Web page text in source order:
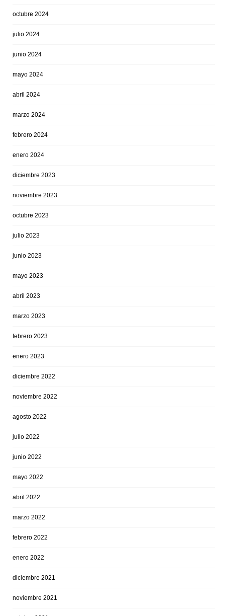
octubre 2024
julio 2024
junio 2024
mayo 2024
abril 2024
marzo 2024
febrero 2024
enero 2024
diciembre 2023
noviembre 2023
octubre 2023
julio 2023
junio 2023
mayo 2023
abril 2023
marzo 2023
febrero 2023
enero 2023
diciembre 2022
noviembre 2022
agosto 2022
julio 2022
junio 2022
mayo 2022
abril 2022
marzo 2022
febrero 2022
enero 2022
diciembre 2021
noviembre 2021